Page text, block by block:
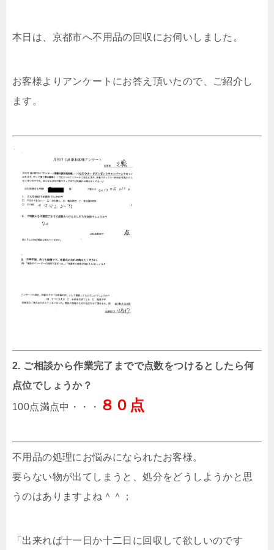
本日は、京都市へ不用品の回収にお伺いしました。
お客様よりアンケートにお答え頂いたので、ご紹介し
ます。
2. ご相談から作業完了までで点数をつけるとしたら何
点位でしょうか？
100点満点中・・・ ８０点
不用品の処理にお悩みになられたお客様。
要らない物が出てしまうと、処分をどうしようかと思
うのはありますよね＾＾；
「出来れば十一日か十二日に回収して欲しいのです